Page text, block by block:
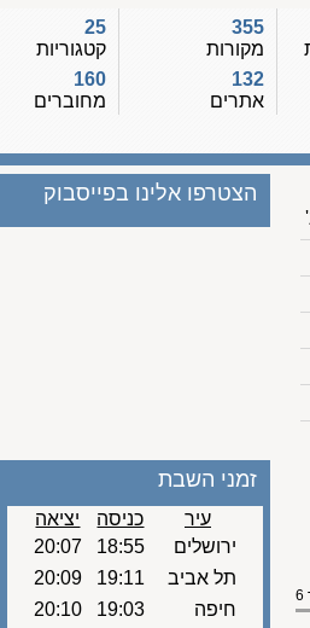
355
מקורות
132
אתרים
קטגוריות
160
מחוברים
הצטרפו אלינו בפייסבוק
זמני השבת
עיר כניסה
יציאה
ירושלים
18:55
20:07
תל אביב
19:11
20:09
חיפה
19:03
20:10